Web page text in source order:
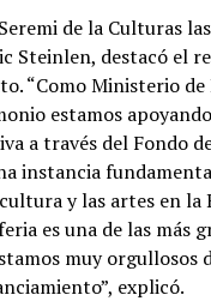
de la Culturas
Steinlen, destacó el
“Como Ministerio de
estamos
a través del Fondo
instancia
y las artes en la
es una de las más
muy orgullosos
explicó.